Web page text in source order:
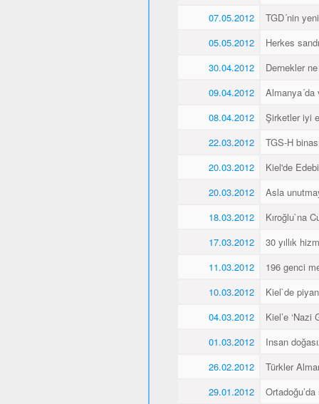
07.05.2012
TGD´nin
05.05.2012
Herkes
30.04.2012
Dernekler
09.04.2012
Almanya´da
08.04.2012
Şirketler iyi
22.03.2012
TGS-H
20.03.2012
Kiel'de
20.03.2012
Asla
18.03.2012
Kıroğlu`na
17.03.2012
30 yıllık
11.03.2012
196 genci
10.03.2012
Kiel`de
04.03.2012
Kiel’e ‘Nazi
01.03.2012
Insan
26.02.2012
Türkler
29.01.2012